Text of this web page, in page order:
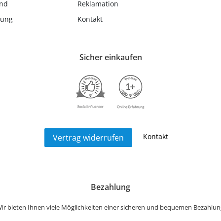
Reklamation
Kontakt
Sicher einkaufen
Vertrag widerrufen Kontakt
Bezahlung
bieten Ihnen viele Möglichkeiten einer sicheren und bequemen